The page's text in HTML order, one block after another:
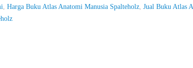
Harga Buku Atlas Anatomi Manusia Spalteholz Jual Buku Atlas